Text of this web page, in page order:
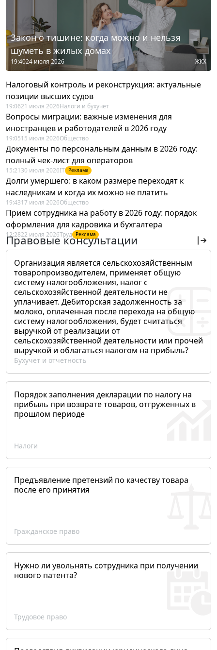
Закон о тишине: когда можно и нельзя
шуметь в жилых домах
19:4024 июля 2026 ЖКХ
Налоговый контроль и реконструкция: актуальные
позиции высших судов
19:0621 июля 2026Налоги и бухучет
Вопросы миграции: важные изменения для
иностранцев и работодателей в 2026 году
19:0515 июля 2026Общество
Документы по персональным данным в 2026 году:
полный чек-лист для операторов
15:21 30 июля 2026IT Реклама
Долги умершего: в каком размере переходят к
наследникам и когда их можно не платить
19:4317 июля 2026Общество
Прием сотрудника на работу в 2026 году: порядок
оформления для кадровика и бухгалтера
12:2822 июля 2026Труд Реклама
Правовые консультации
Организация является сельскохозяйственным
товаропроизводителем, применяет общую
систему налогообложения, налог с
сельскохозяйственной деятельности не
уплачивает. Дебиторская задолженность за
молоко, оплаченная после перехода на общую
систему налогообложения, будет считаться
выручкой от реализации от
сельскохозяйственной деятельности или прочей
выручкой и облагаться налогом на прибыль?
Бухучет и отчетность
Порядок заполнения декларации по налогу на
прибыль при возврате товаров, отгруженных в
прошлом периоде
Налоги
Предъявление претензий по качеству товара
после его принятия
Гражданское право
Нужно ли увольнять сотрудника при получении
нового патента?
Трудовое право